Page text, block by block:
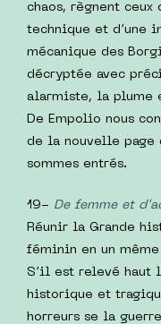
chaos, règnent
technique et d’une
mécanique des
décryptée avec
alarmiste, la plume
De Empolio nous
de la nouvelle page
sommes entrés.
19- De femme et
Réunir la Grande
féminin en un
S’il est relevé haut
historique et
horreurs se la